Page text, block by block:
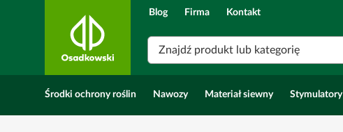
Blog Firma Kontakt
Znajdź produkt lub kategorię
Środki ochrony roślin Nawozy Materiał siewny Stymulatory